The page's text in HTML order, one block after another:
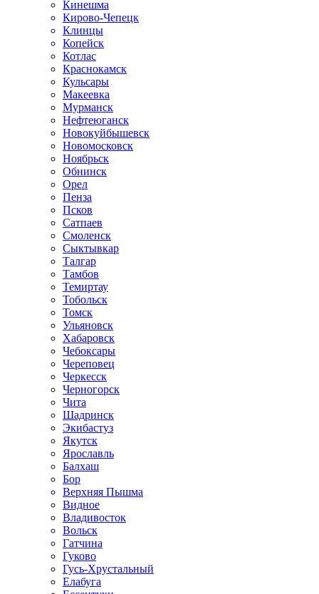
Кинешма
Кирово-Чепецк
Клинцы
Копейск
Котлас
Краснокамск
Кульсары
Макеевка
Мурманск
Нефтеюганск
Новокуйбышевск
Новомосковск
Ноябрьск
Обнинск
Орел
Пенза
Псков
Сатпаев
Смоленск
Сыктывкар
Талгар
Тамбов
Темиртау
Тобольск
Томск
Ульяновск
Хабаровск
Чебоксары
Череповец
Черкесск
Черногорск
Чита
Шадринск
Экибастуз
Якутск
Ярославль
Балхаш
Бор
Верхняя Пышма
Видное
Владивосток
Вольск
Гатчина
Гуково
Гусь-Хрустальный
Елабуга